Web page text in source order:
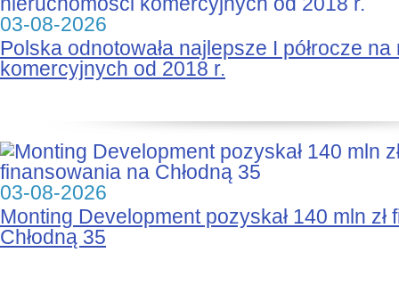
03-08-2026
Polska odnotowała najlepsze I półrocze
komercyjnych od 2018 r.
03-08-2026
Monting Development pozyskał 140 mln zł
Chłodną 35